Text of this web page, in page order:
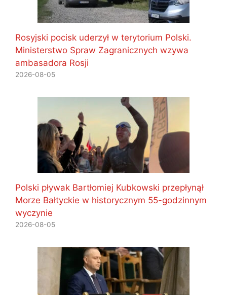
Rosyjski pocisk uderzył w terytorium Polski.
Ministerstwo Spraw Zagranicznych wzywa
ambasadora Rosji
2026-08-05
Polski pływak Bartłomiej Kubkowski przepłynął
Morze Bałtyckie w historycznym 55-godzinnym
wyczynie
2026-08-05